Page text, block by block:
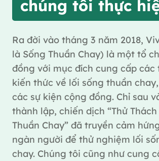
chúng tôi thực
Ra đời vào tháng 3 năm 2018,
là Sống Thuần Chay) là một tổ
đồng với mục đích cung cấp các
kiến thức về lối sống thuần
các sự kiện cộng đồng. Chỉ sau
thành lập, chiến dịch “Thử
Thuần Chay” đã truyền cảm
ngàn người để thử nghiệm lối
chay. Chúng tôi cũng như cung